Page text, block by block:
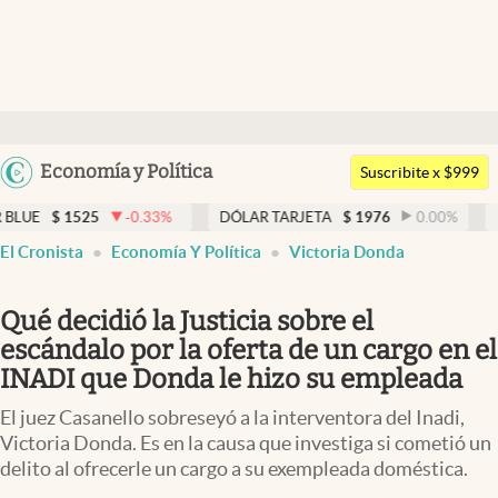
Argentina
Economía y Política
Members
Economía y Política
Finanzas y Mercados
Negocios
Columnistas
Otras secciones
Apertura
Suscribite x $999
-0.33% DÓLAR TARJETA $ 1976 0.00 % DÓLAR MEP
El Cronista Economía Y Política Victoria Donda
Qué decidió la Justicia sobre el
escándalo por la oferta de un cargo en el
INADI que Donda le hizo su empleada
El juez Casanello sobreseyó a la interventora del Inadi,
Victoria Donda. Es en la causa que investiga si cometió un
delito al ofrecerle un cargo a su exempleada doméstica.